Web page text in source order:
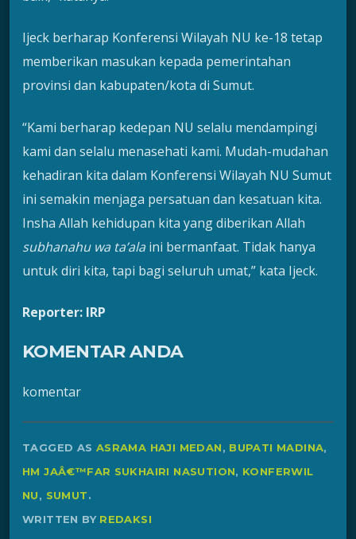
Ijeck berharap Konferensi Wilayah NU ke-18 tetap
memberikan masukan kepada pemerintahan
provinsi dan kabupaten/kota di Sumut.
“Kami berharap kedepan NU selalu mendampingi
kami dan selalu menasehati kami. Mudah-mudahan
kehadiran kita dalam Konferensi Wilayah NU Sumut
ini semakin menjaga persatuan dan kesatuan kita.
Insha Allah kehidupan kita yang diberikan Allah
subhanahu wa ta’alaini bermanfaat. Tidak hanya
untuk diri kita, tapi bagi seluruh umat,” kata Ijeck.
Reporter: IRP
KOMENTAR ANDA
komentar
TAGGED AS ASRAMA HAJI MEDAN, BUPATI MADINA,
HM JAÂ€™FAR SUKHAIRI NASUTION, KONFERWIL
NU, SUMUT.
WRITTEN BY REDAKSI